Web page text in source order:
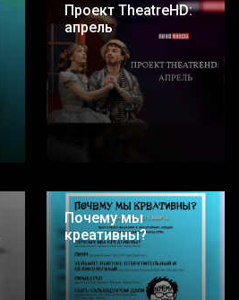
Проект TheatreHD:
апрель
Почему мы
креативны?